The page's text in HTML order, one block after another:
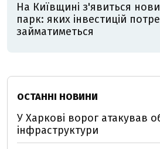
На Київщині з'явиться
парк: яких інвестицій
займатиметься
ОСТАННІ НОВИНИ
У Харкові ворог атакував
інфраструктури